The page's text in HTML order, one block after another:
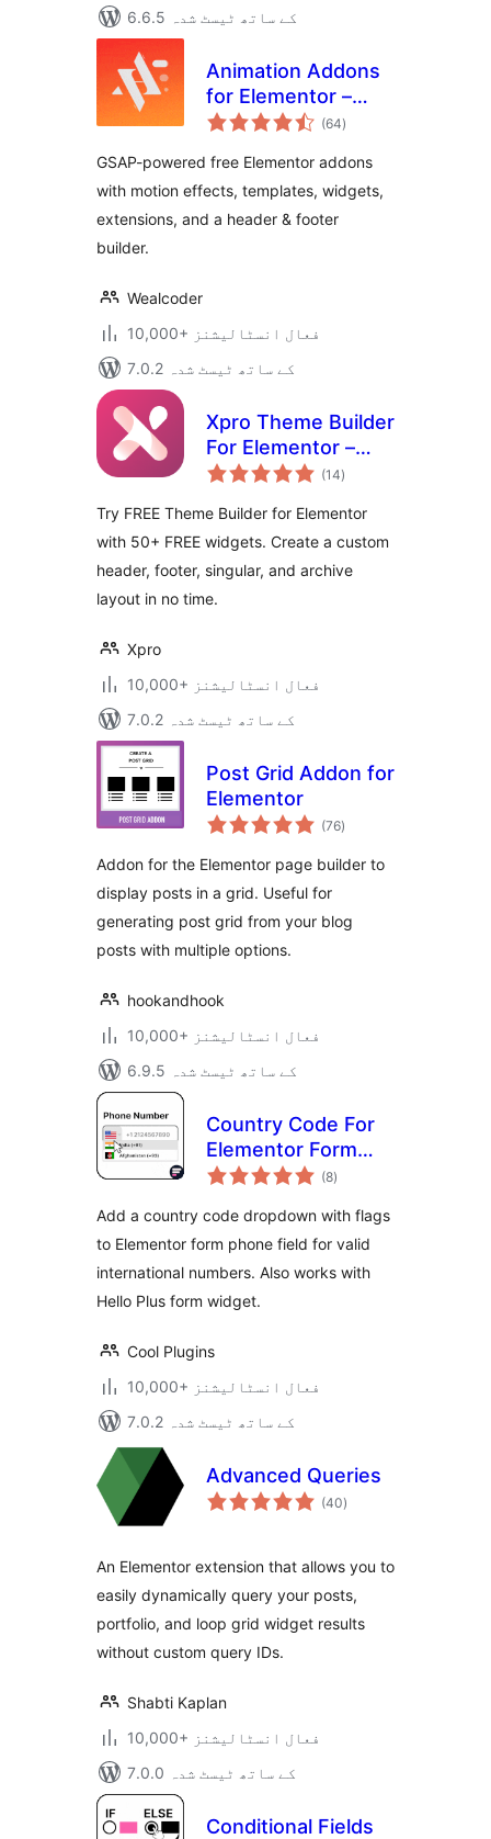
6.6.5 کے ساتھ ٹیسٹ شدہ
Animation Addons
for Elementor –
GSAP Motion
& Website
Templates
(64مجموعی
درجہ
)
GSAP-powered free Elementor addons
with motion effects, templates, widgets,
extensions, and a header & footer
builder.
Wealcoder
10,000+ فعال انسٹالیشنز
7.0.2 کے ساتھ ٹیسٹ شدہ
Xpro Theme Builder
For Elementor –
FREE
(14مجموعی
درجہ
)
Try FREE Theme Builder for Elementor
with 50+ FREE widgets. Create a custom
header, footer, singular, and archive
layout in no time.
Xpro
10,000+ فعال انسٹالیشنز
7.0.2 کے ساتھ ٹیسٹ شدہ
Post Grid Addon for
Elementor
(76مجموعی
درجہ
)
Addon for the Elementor page builder to
display posts in a grid. Useful for
generating post grid from your blog
posts with multiple options.
hookandhook
10,000+ فعال انسٹالیشنز
6.9.5 کے ساتھ ٹیسٹ شدہ
Country Code For
Elementor Form
Telephone Field
(8مجموعی
درجہ
)
Add a country code dropdown with flags
to Elementor form phone field for valid
international numbers. Also works with
Hello Plus form widget.
Cool Plugins
10,000+ فعال انسٹالیشنز
7.0.2 کے ساتھ ٹیسٹ شدہ
Advanced Queries
(40مجموعی
درجہ
)
An Elementor extension that allows you to
easily dynamically query your posts,
portfolio, and loop grid widget results
without custom query IDs.
Shabti Kaplan
10,000+ فعال انسٹالیشنز
7.0.0 کے ساتھ ٹیسٹ شدہ
Conditional Fields